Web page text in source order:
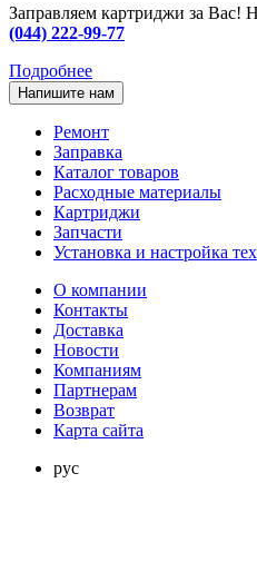
Заправляем картриджи за Вас!
(044) 222-99-77
Подробнее
Напишите нам
Ремонт
Заправка
Каталог товаров
Расходные материалы
Картриджи
Запчасти
Установка и настройка
О компании
Контакты
Доставка
Новости
Компаниям
Партнерам
Возврат
Карта сайта
рус